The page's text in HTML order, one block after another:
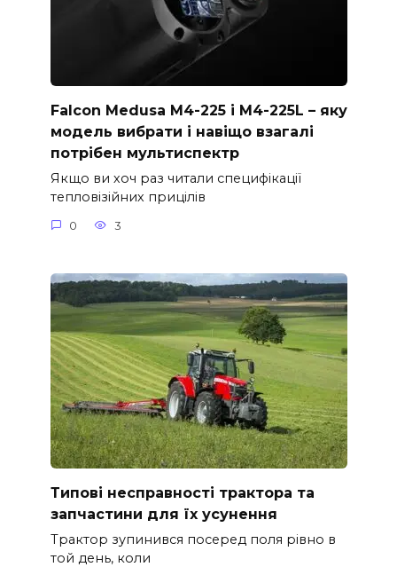
Falcon Medusa M4-225 і M4-225L – яку
модель вибрати і навіщо взагалі
потрібен мультиспектр
Якщо ви хоч раз читали специфікації
тепловізійних прицілів
0 3
Типові несправності трактора та
запчастини для їх усунення
Трактор зупинився посеред поля рівно в
той день, коли